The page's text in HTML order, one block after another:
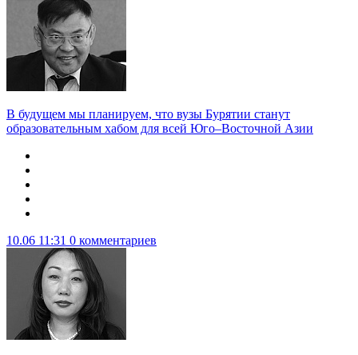
В будущем мы планируем, что вузы Бурятии станут
образовательным хабом для всей Юго–Восточной Азии
10.06 11:31 0 комментариев